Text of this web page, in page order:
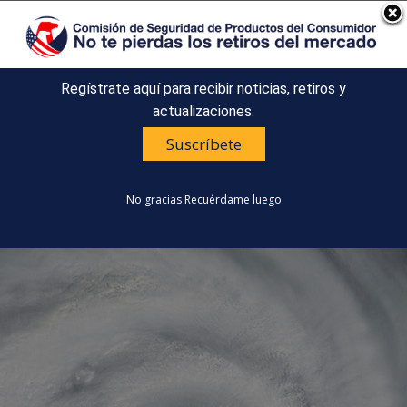
Un sitio oficial del Gobierno de Estados Unidos
Así es como usted puede verificarlo
Countdown
Happy 250th Anniversary, America!
PRODUCTOS DEL CONSUMIDOR
DE ESTADOS UNIDOS
Regístrate aquí para recibir noticias, retiros y
actualizaciones.
Suscríbete
No gracias Recuérdame luego